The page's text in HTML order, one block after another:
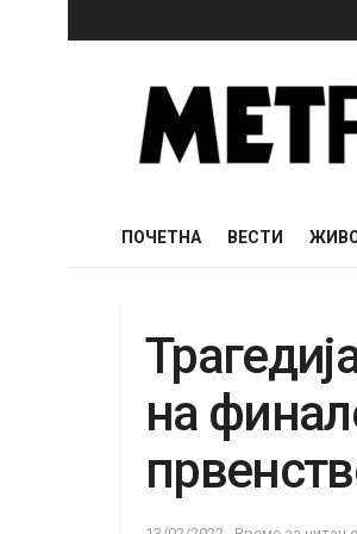
ПОЧЕТНА ВЕСТИ
на